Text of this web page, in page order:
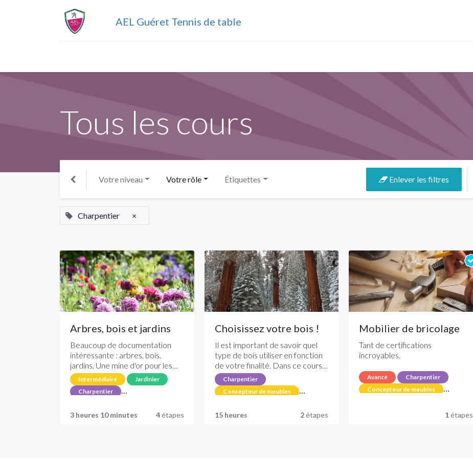
AEL Guéret Tennis de table
Tous les cours
Votre niveau Votre rôle Étiquettes Enlever les filtres
Charpentier ×
Arbres, bois et jardins
Beaucoup de documentation
intéressante : arbres, bois,
jardins. Une mine d'or pour les
références.
Intermédiaire
Jardinier
Charpentier
3 heures 10 minutes 4étapes
Choisissez votre bois !
Il est important de savoir quel
type de bois utiliser en fonction
de votre finalité. Dans ce cours,
vous apprendrez les bases des
caractéristiques du bois.
Charpentier
Concepteur de meubles
Adapté aux chiens
15 heures 2étapes
Mobilier de bricolage
Tant de certifications
incroyables.
Avancé
Charpentier
Concepteur de meubles
1étapes